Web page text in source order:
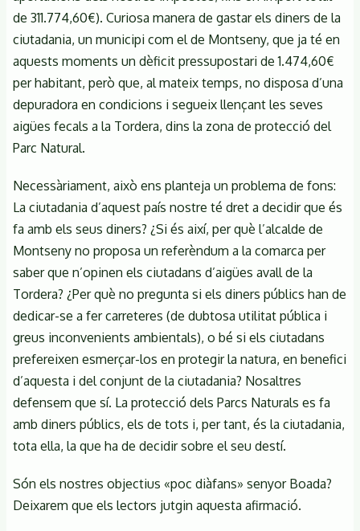
de 311.774,60€). Curiosa manera de gastar els diners de la
ciutadania, un municipi com el de Montseny, que ja té en
aquests moments un dèficit pressupostari de 1.474,60€
per habitant, però que, al mateix temps, no disposa d’una
depuradora en condicions i segueix llençant les seves
aigües fecals a la Tordera, dins la zona de protecció del
Parc Natural.
Necessàriament, això ens planteja un problema de fons:
La ciutadania d’aquest país nostre té dret a decidir que és
fa amb els seus diners? ¿Si és així, per què l’alcalde de
Montseny no proposa un referèndum a la comarca per
saber que n’opinen els ciutadans d’aigües avall de la
Tordera? ¿Per què no pregunta si els diners públics han de
dedicar-se a fer carreteres (de dubtosa utilitat pública i
greus inconvenients ambientals), o bé si els ciutadans
prefereixen esmerçar-los en protegir la natura, en benefici
d’aquesta i del conjunt de la ciutadania? Nosaltres
defensem que sí. La protecció dels Parcs Naturals es fa
amb diners públics, els de tots i, per tant, és la ciutadania,
tota ella, la que ha de decidir sobre el seu destí.
Són els nostres objectius «poc diàfans» senyor Boada?
Deixarem que els lectors jutgin aquesta afirmació.